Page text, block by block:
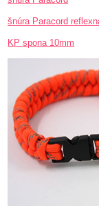
šnúra Paracord
KP spona 10mm